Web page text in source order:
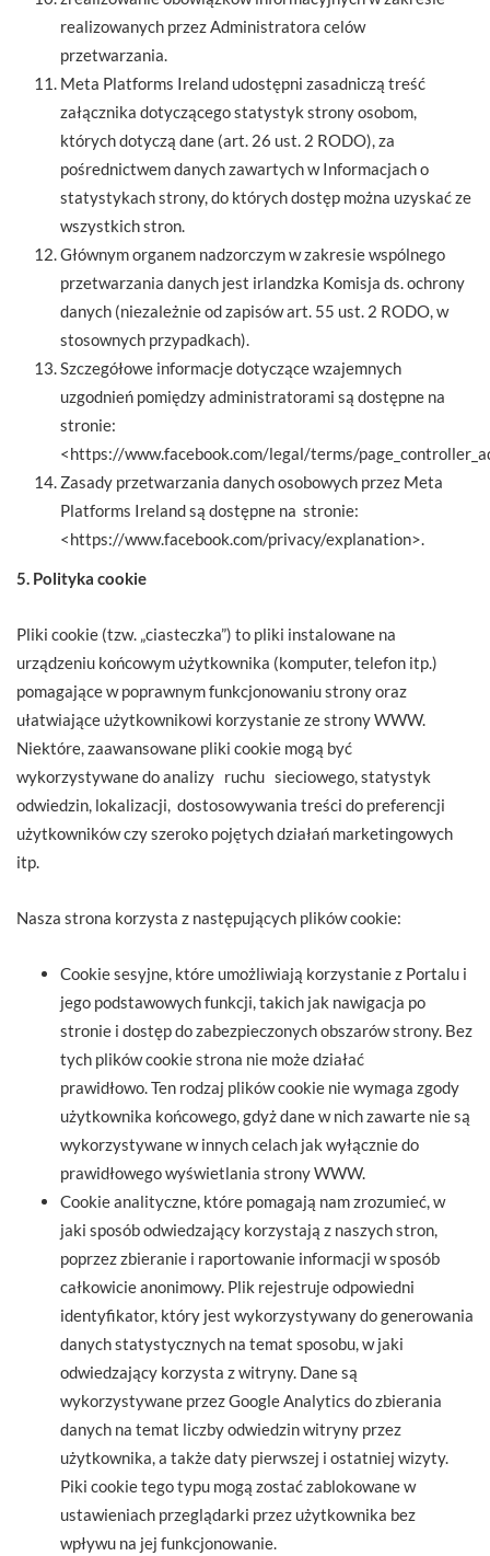
realizowanych przez Administratora celów
przetwarzania.
Meta Platforms Ireland udostępni zasadniczą treść
załącznika dotyczącego statystyk strony osobom,
których dotyczą dane (art. 26 ust. 2 RODO), za
pośrednictwem danych zawartych w Informacjach o
statystykach strony, do których dostęp można uzyskać ze
wszystkich stron.
Głównym organem nadzorczym w zakresie wspólnego
przetwarzania danych jest irlandzka Komisja ds. ochrony
danych (niezależnie od zapisów art. 55 ust. 2 RODO, w
stosownych przypadkach).
Szczegółowe informacje dotyczące wzajemnych
uzgodnień pomiędzy administratorami są dostępne na
stronie:
<https://www.facebook.com/legal/terms/
Zasady przetwarzania danych osobowych przez Meta
Platforms Ireland są dostępne na stronie:
<https://www.facebook.com/privacy/explanation>.
5. Polityka cookie
Pliki cookie (tzw. „ciasteczka”) to pliki instalowane na
urządzeniu końcowym użytkownika (komputer, telefon itp.)
pomagające w poprawnym funkcjonowaniu strony oraz
ułatwiające użytkownikowi korzystanie ze strony WWW.
Niektóre, zaawansowane pliki cookie mogą być
wykorzystywane do analizy ruchu sieciowego, statystyk
odwiedzin, lokalizacji, dostosowywania treści do preferencji
użytkowników czy szeroko pojętych działań marketingowych
itp.
Nasza strona korzysta z następujących plików cookie:
Cookie sesyjne, które umożliwiają korzystanie z Portalu i
jego podstawowych funkcji, takich jak nawigacja po
stronie i dostęp do zabezpieczonych obszarów strony. Bez
tych plików cookie strona nie może działać
prawidłowo. Ten rodzaj plików cookie nie wymaga zgody
użytkownika końcowego, gdyż dane w nich zawarte nie są
wykorzystywane w innych celach jak wyłącznie do
prawidłowego wyświetlania strony WWW.
Cookie analityczne, które pomagają nam zrozumieć, w
jaki sposób odwiedzający korzystają z naszych stron,
poprzez zbieranie i raportowanie informacji w sposób
całkowicie anonimowy. Plik rejestruje odpowiedni
identyfikator, który jest wykorzystywany do generowania
danych statystycznych na temat sposobu, w jaki
odwiedzający korzysta z witryny. Dane są
wykorzystywane przez Google Analytics do zbierania
danych na temat liczby odwiedzin witryny przez
użytkownika, a także daty pierwszej i ostatniej wizyty.
Piki cookie tego typu mogą zostać zablokowane w
ustawieniach przeglądarki przez użytkownika bez
wpływu na jej funkcjonowanie.